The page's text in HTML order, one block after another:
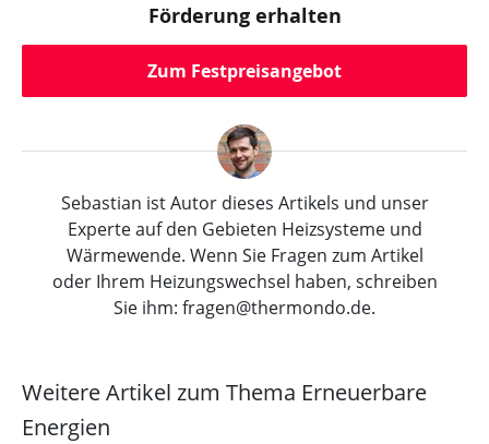
Förderung erhalten
Zum Festpreisangebot
Sebastian ist Autor dieses Artikels und unser
Experte auf den Gebieten Heizsysteme und
Wärmewende. Wenn Sie Fragen zum Artikel
oder Ihrem Heizungswechsel haben, schreiben
Sie ihm: fragen@thermondo.de.
Weitere Artikel zum Thema Erneuerbare
Energien